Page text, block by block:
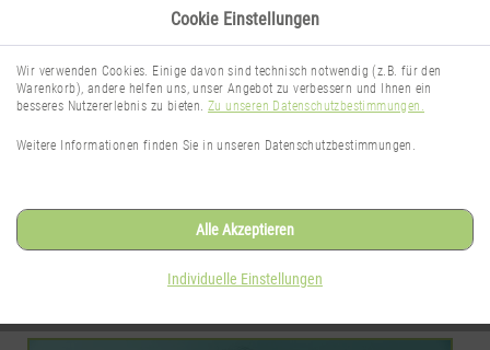
TheNaturalSense Blog
Gesichtspflege
SEITE 1
Cookie Einstellungen
Wir verwenden Cookies. Einige davon sind technisch notwendig (z.B. für den
Warenkorb), andere helfen uns, unser Angebot zu verbessern und Ihnen ein
besseres Nutzererlebnis zu bieten. Zu unseren Datenschutzbestimmungen.
Weitere Informationen finden Sie in unseren Datenschutzbestimmungen.
Individuelle Einstellungen
Alle Akzeptieren